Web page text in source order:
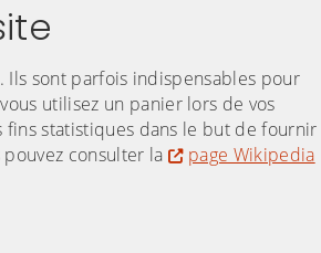
Ils sont parfois indispensables pour
utilisez un panier lors de vos
statistiques dans le but de fournir
consulter la
page Wikipedia